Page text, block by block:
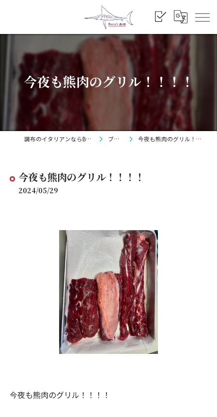
今夜も熊肉のグリル！！！！
調布のイタリアンならBarry's ブログ 今夜も熊肉のグリル！！！！
今夜も熊肉のグリル！！！！
2024/05/29
今夜も熊肉のグリル！！！！